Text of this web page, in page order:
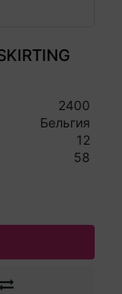
2400
Бельгия
12
58